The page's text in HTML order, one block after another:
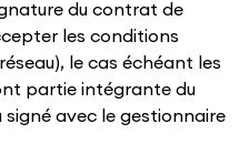
du contrat de
les conditions
le cas échéant les
partie intégrante du
avec le gestionnaire